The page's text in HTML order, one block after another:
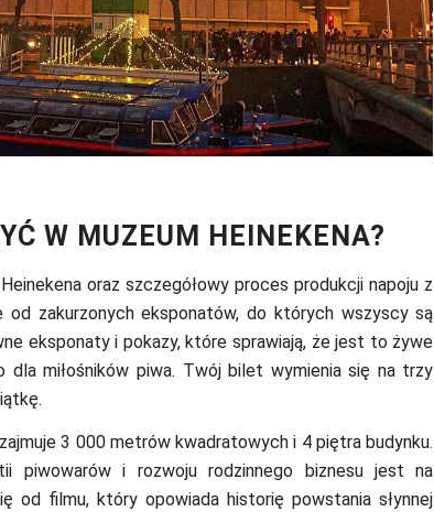
W MUZEUM HEINEKENA?
oraz szczegółowy proces produkcji napoju z
od zakurzonych eksponatów, do których wszyscy są
eksponaty i pokazy, które sprawiają, że jest to żywe
dla miłośników piwa. Twój bilet wymienia się na trzy
3 000 metrów kwadratowych i 4 piętra budynku.
piwowarów i rozwoju rodzinnego biznesu jest na
od filmu, który opowiada historię powstania słynnej